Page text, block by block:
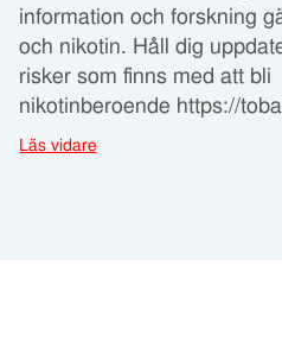
information och forskning
och nikotin. Håll dig
risker som finns med att bli
nikotinberoende https://
Läs vidare